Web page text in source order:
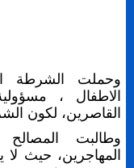
وحملت الشرطة
الاطفال ،
القاصرين، لكون
وطالبت المصالح